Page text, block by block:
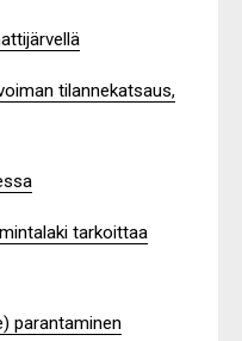
tilannekatsaus,
tarkoittaa
parantaminen